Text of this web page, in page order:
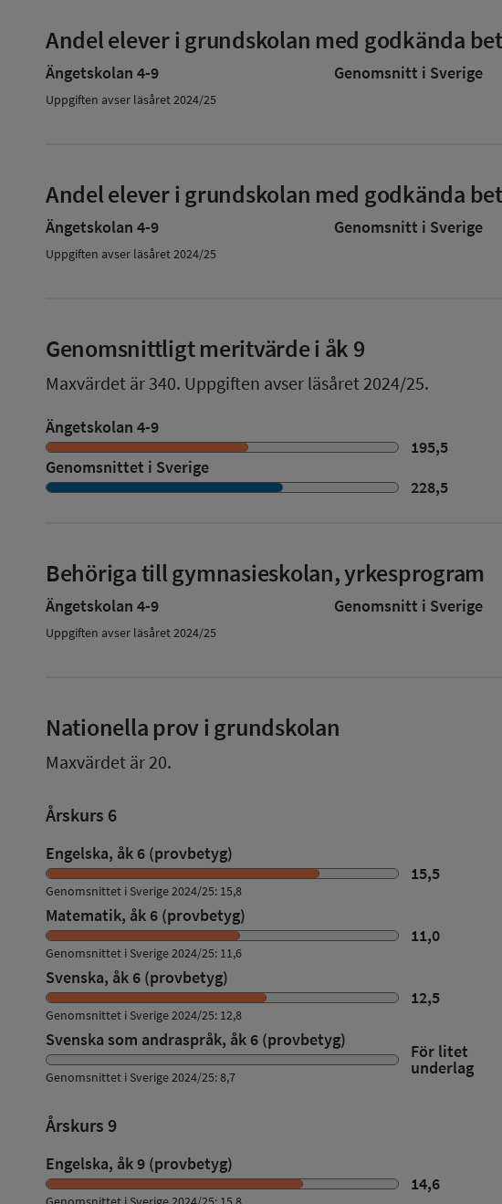
Andel elever i grundskolan med godkända
Ängetskolan 4-9 Genomsnitt i Sverige
Uppgiften avser läsåret 2024/25
Andel elever i grundskolan med godkända
Ängetskolan 4-9 Genomsnitt i Sverige
Uppgiften avser läsåret 2024/25
Genomsnittligt meritvärde i åk 9
Maxvärdet är 340. Uppgiften avser läsåret 2024/25.
Ängetskolan 4-9
195,5
Genomsnittet i Sverige
228,5
Behöriga till gymnasieskolan, yrkesprogram
Ängetskolan 4-9 Genomsnitt i Sverige
Uppgiften avser läsåret 2024/25
Nationella prov i grundskolan
Maxvärdet är 20.
Årskurs 6
Engelska, åk 6 (provbetyg)
15,5
Genomsnittet i Sverige 2024/25: 15,8
Matematik, åk 6 (provbetyg)
11,0
Genomsnittet i Sverige 2024/25: 11,6
Svenska, åk 6 (provbetyg)
12,5
Genomsnittet i Sverige 2024/25: 12,8
Svenska som andraspråk, åk 6 (provbetyg)
För litet
underlag
Genomsnittet i Sverige 2024/25: 8,7
Årskurs 9
Engelska, åk 9 (provbetyg)
14,6